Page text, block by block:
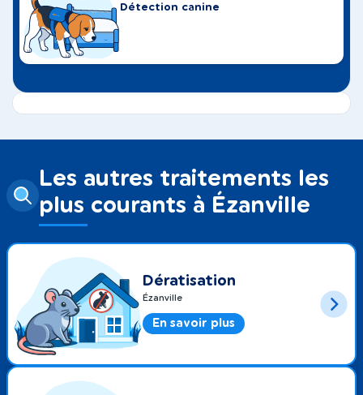
Détection canine
Les autres traitements les
plus courants à Ézanville
Dératisation
Ézanville
En savoir plus